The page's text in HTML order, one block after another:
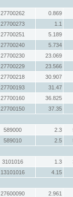
27700262
0.869
27700273
1.1
27700251
5.189
27700240
5.734
27700230
23.069
27700229
23.566
27700218
30.907
27700193
31.47
27700160
36.825
27700150
37.35
589000 2.3
589010 2.5
3101016 1.3
13101016
4.15
27600090
2.961